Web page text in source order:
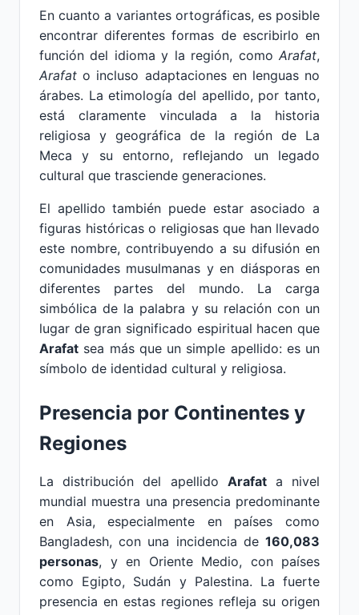
En cuanto a variantes ortográficas, es posible
encontrar diferentes formas de escribirlo en
función del idioma y la región, como Arafat,
Arafat o incluso adaptaciones en lenguas no
árabes. La etimología del apellido, por tanto,
está claramente vinculada a la historia
religiosa y geográfica de la región de La
Meca y su entorno, reflejando un legado
cultural que trasciende generaciones.
El apellido también puede estar asociado a
figuras históricas o religiosas que han llevado
este nombre, contribuyendo a su difusión en
comunidades musulmanas y en diásporas en
diferentes partes del mundo. La carga
simbólica de la palabra y su relación con un
lugar de gran significado espiritual hacen que
Arafat sea más que un simple apellido: es un
símbolo de identidad cultural y religiosa.
Presencia por Continentes y
Regiones
La distribución del apellido Arafata nivel
mundial muestra una presencia predominante
en Asia, especialmente en países como
Bangladesh, con una incidencia de 160,083
personas, y en Oriente Medio, con países
como Egipto, Sudán y Palestina. La fuerte
presencia en estas regiones refleja su origen